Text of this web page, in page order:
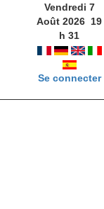
Vendredi 7
Août 2026 19
h31
Se connecter